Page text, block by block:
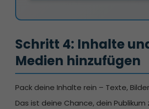
Schritt 4: Inhalte
Medien hinzufügen
Pack deine Inhalte rein – Texte,
Das ist deine Chance, dein Publikum